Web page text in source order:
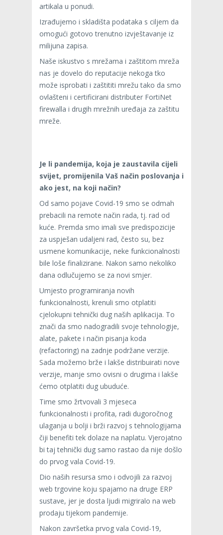
artikala u ponudi.
Izrađujemo i skladišta podataka s ciljem da
omogući gotovo trenutno izvještavanje iz
milijuna zapisa.
Naše iskustvo s mrežama i zaštitom mreža
nas je dovelo do reputacije nekoga tko
može isprobati i zaštititi mrežu tako da smo
ovlašteni i certificirani distributer FortiNet
firewalla i drugih mrežnih uređaja za zaštitu
mreže.
Je li pandemija, koja je zaustavila cijeli
svijet, promijenila Vaš način poslovanja i
ako jest, na koji način?
Od samo pojave Covid-19 smo se odmah
prebacili na remote način rada, tj. rad od
kuće. Premda smo imali sve predispozicije
za uspješan udaljeni rad, često su, bez
usmene komunikacije, neke funkcionalnosti
bile loše finalizirane. Nakon samo nekoliko
dana odlučujemo se za novi smjer.
Umjesto programiranja novih
funkcionalnosti, krenuli smo otplatiti
cjelokupni tehnički dug naših aplikacija. To
znači da smo nadogradili svoje tehnologije,
alate, pakete i način pisanja koda
(refactoring) na zadnje podržane verzije.
Sada možemo brže i lakše distribuirati nove
verzije, manje smo ovisni o drugima i lakše
ćemo otplatiti dug ubuduće.
Time smo žrtvovali 3 mjeseca
funkcionalnosti i profita, radi dugoročnog
ulaganja u bolji i brži razvoj s tehnologijama
čiji benefiti tek dolaze na naplatu. Vjerojatno
bi taj tehnički dug samo rastao da nije došlo
do prvog vala Covid-19.
Dio naših resursa smo i odvojili za razvoj
web trgovine koju spajamo na druge ERP
sustave, jer je dosta ljudi migriralo na web
prodaju tijekom pandemije.
Nakon završetka prvog vala Covid-19,